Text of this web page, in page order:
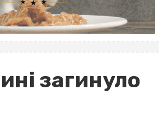
загинуло